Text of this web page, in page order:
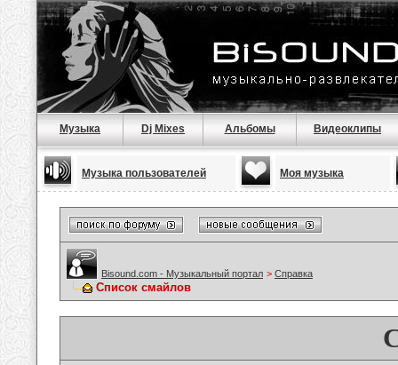
Музыка Dj Mixes Альбомы Видеоклипы
Музыка пользователей Моя музыка
Bisound.com - Музыкальный портал > Справка
Список смайлов